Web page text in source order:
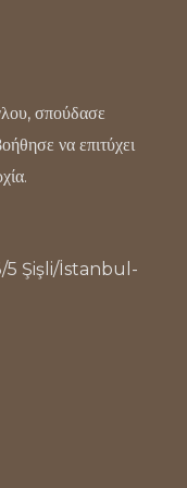
σπούδασε
να επιτύχει
5 Şişli/İstanbul-